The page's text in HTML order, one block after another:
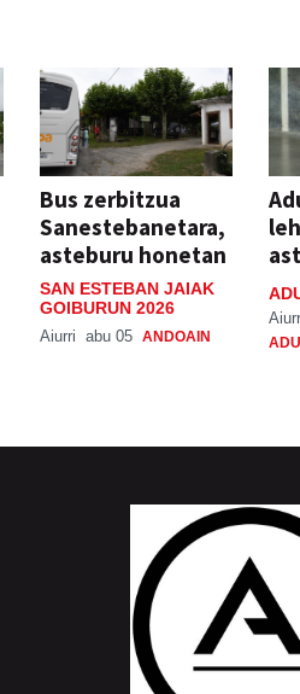
Bus zerbitzua
Sanestebanetara,
asteburu honetan
SAN ESTEBAN JAIAK
GOIBURUN 2026
Aiurri abu 05 ANDOAIN